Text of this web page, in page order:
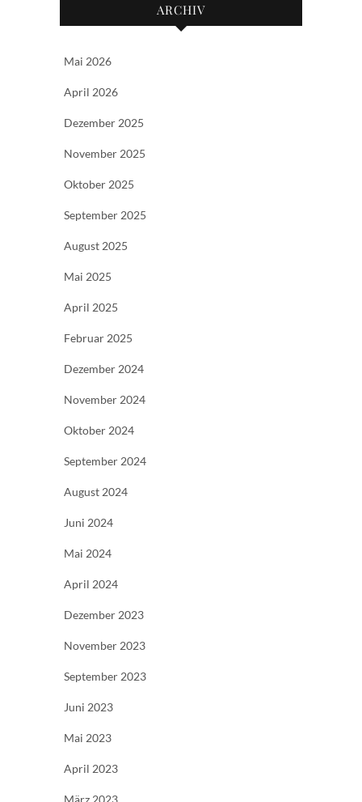
ARCHIV
Mai 2026
April 2026
Dezember 2025
November 2025
Oktober 2025
September 2025
August 2025
Mai 2025
April 2025
Februar 2025
Dezember 2024
November 2024
Oktober 2024
September 2024
August 2024
Juni 2024
Mai 2024
April 2024
Dezember 2023
November 2023
September 2023
Juni 2023
Mai 2023
April 2023
März 2023